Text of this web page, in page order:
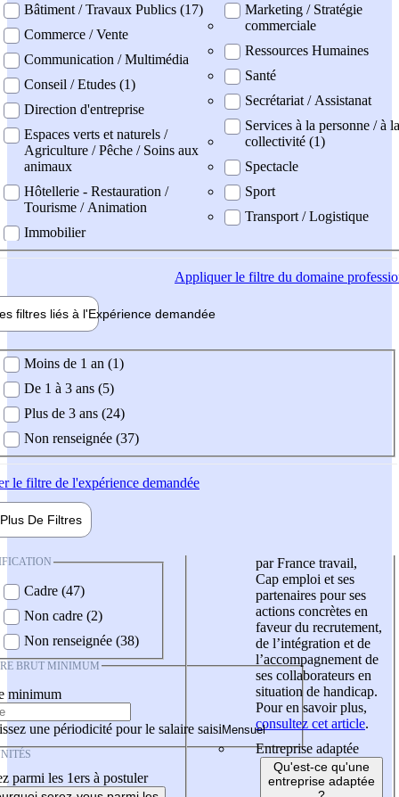
Bâtiment / Travaux Publics (17)
Commerce / Vente
Communication / Multimédia
Conseil / Etudes (1)
Direction d'entreprise
Espaces verts et naturels /
Agriculture / Pêche / Soins aux
animaux
Hôtellerie - Restauration /
Tourisme / Animation
Immobilier
Marketing / Stratégie
commerciale
Ressources Humaines
Santé
Secrétariat / Assistanat
Services à la personne / à la
collectivité (1)
Spectacle
Sport
Transport / Logistique
Appliquerle filtre du domaine
filtres liés à l'Expérience demandée
demandée
Moins de 1 an (1)
De 1 à 3 ans (5)
Plus de 3 ans (24)
Non renseignée (37)
le filtre de l'expérience demandée
Plus De Filtres
Cadre (47)
Non cadre (2)
Non renseignée (38)
BRUT MINIMUM
minimum
une périodicité pour le salaire saisi
parmi les 1ers à postuler
par France travail,
Cap emploi et ses
partenaires pour ses
actions concrètes en
faveur du recrutement,
de l’intégration et de
l’accompagnement de
ses collaborateurs en
situation de handicap.
Pour en savoir plus,
consultez cet article.
Entreprise adaptée
Qu'est-ce qu'une
entreprise adaptée